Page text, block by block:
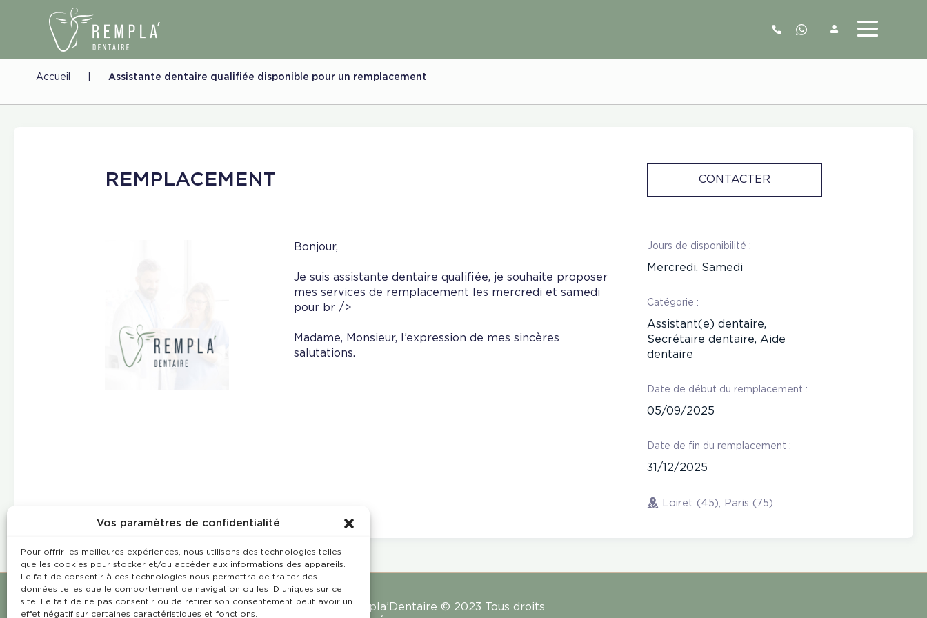
Vos paramètres de confidentialité
Pour offrir les meilleures expériences, nous utilisons des technologies telles
que les cookies pour stocker et/ou accéder aux informations des appareils.
Le fait de consentir à ces technologies nous permettra de traiter des
données telles que le comportement de navigation ou les ID uniques sur ce
site. Le fait de ne pas consentir ou de retirer son consentement peut avoir un
effet négatif sur certaines caractéristiques et fonctions.
06.52.63.77.73
Accueil Assistante dentaire qualifiée disponible pour un remplacement
REMPLACEMENT CONTACTER
Bonjour,
Je suis assistante dentaire qualifiée, je souhaite proposer
mes services de remplacement les mercredi et samedi
pour br />
Madame, Monsieur, l’expression de mes sincères
salutations.
Jours de disponibilité :
Mercredi, Samedi
Catégorie :
Assistant(e) dentaire,
Secrétaire dentaire, Aide
dentaire
Date de début du remplacement :
05/09/2025
Date de fin du remplacement :
31/12/2025
Loiret (45), Paris (75)
Rempla’Dentaire © 2023 Tous droits